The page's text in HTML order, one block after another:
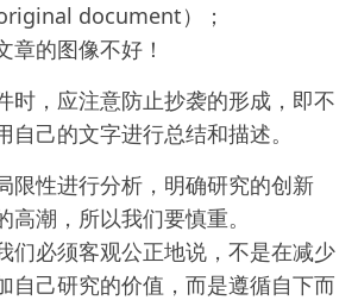
document）；
章的图像不好！
时，应注意防止抄袭的形成，即不
自己的文字进行总结和描述。
限性进行分析，明确研究的创新
高潮，所以我们要慎重。
们必须客观公正地说，不是在减少
自己研究的价值，而是遵循自下而